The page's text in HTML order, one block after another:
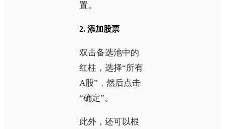
置。
2. 添加股票
双击备选池中的
红柱，选择“所有
A股”，然后点击
“确定”。
此外，还可以根